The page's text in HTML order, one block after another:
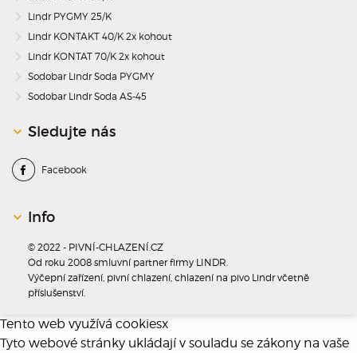
Lindr PYGMY 25/K
Lindr KONTAKT 40/K 2x kohout
Lindr KONTAT 70/K 2x kohout
Sodobar Lindr Soda PYGMY
Sodobar Lindr Soda AS-45
Sledujte nás
Facebook
Info
© 2022 - PIVNÍ-CHLAZENÍ.CZ
Od roku 2008 smluvní partner firmy LINDR.
Výčepní zařízení, pivní chlazení, chlazení na pivo Lindr včetně
příslušenství.
Tento web využívá cookiesx
Tyto webové stránky ukládají v souladu se zákony na vaše